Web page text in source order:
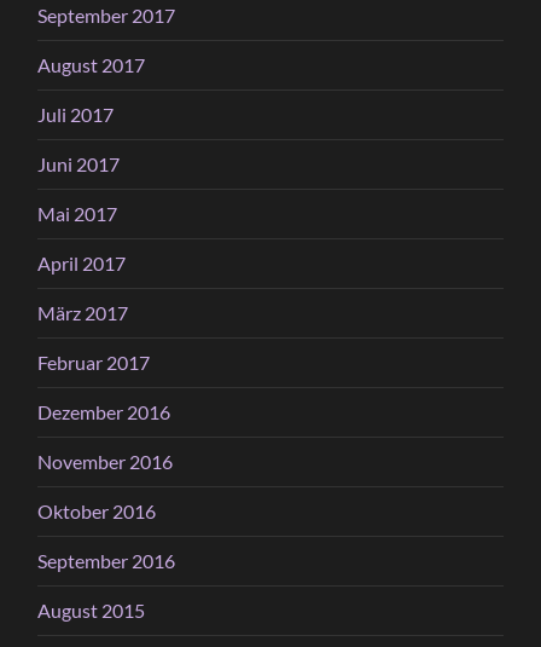
September 2017
August 2017
Juli 2017
Juni 2017
Mai 2017
April 2017
März 2017
Februar 2017
Dezember 2016
November 2016
Oktober 2016
September 2016
August 2015